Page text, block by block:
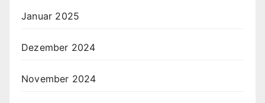
Januar 2025
Dezember 2024
November 2024